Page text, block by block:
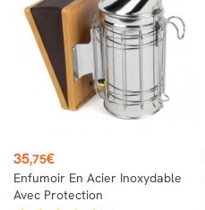
Prix
35,75€
Enfumoir En Acier Inoxydable
Avec Protection